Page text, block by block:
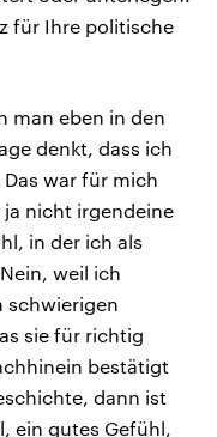
für Ihre politische
man eben in den
denkt, dass ich
war für mich
ja nicht irgendeine
in der ich als
weil ich
schwierigen
sie für richtig
bestätigt
dann ist
ein gutes Gefühl,